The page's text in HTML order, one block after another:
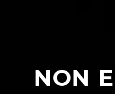
NON